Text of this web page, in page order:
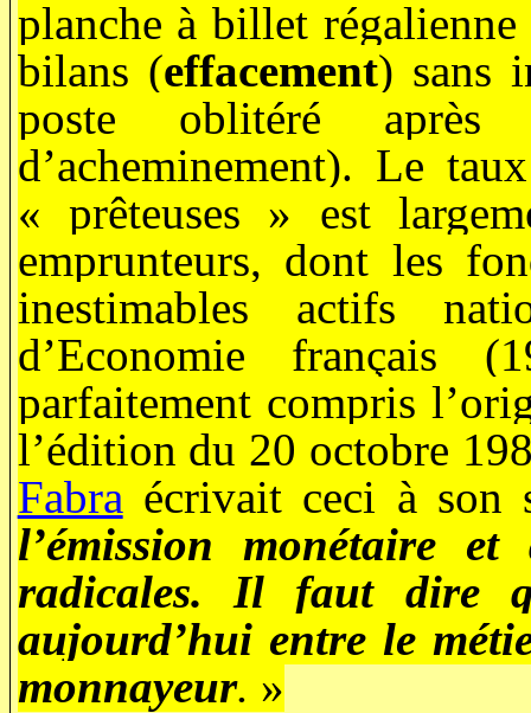
planche à billet
bilans (effacement) sans
poste oblitéré
d’acheminement). Le
« prêteuses » est
emprunteurs, dont les
inestimables actifs
d’Economie français
parfaitement compris
l’édition du 20 octobre
Fabra écrivait ceci à
l’émission monétaire
radicales. Il faut dire
aujourd’hui entre le
monnayeur. »